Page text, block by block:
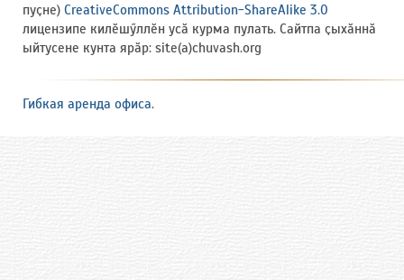
пуҫне) CreativeCommons Attribution-ShareAlike 3.0
лицензипе килӗшӳллӗн усӑ курма пулать. Сайтпа ҫыхӑннӑ
ыйтусене кунта ярӑр: site(a)chuvash.org
Гибкая аренда офиса.